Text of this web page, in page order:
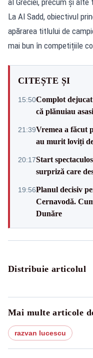
La Al Sadd, obiectivul
apărarea titlului de
mai bun în competițiile
CITEȘTE ȘI
15:50Complot
că plănuiau
21:39Vremea a făcut
au murit loviți
20:17Start
surpriză care
19:56Planul decisiv
Cernavodă.
Dunăre
Distribuie articolul
Mai multe articole
razvan lucescu